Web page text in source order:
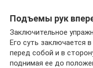
Подъемы рук
Заключительное
Его суть заключается
перед собой и в
поднимая ее до